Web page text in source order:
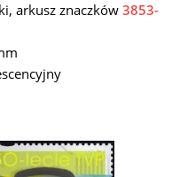
arkusz znaczków3853-